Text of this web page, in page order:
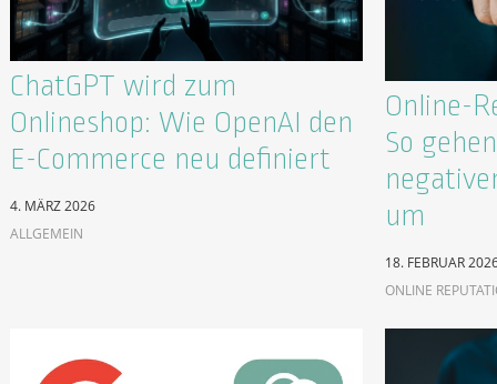
ChatGPT wird zum
Onlineshop: Wie OpenAI den
E-Commerce neu definiert
4. MÄRZ 2026
ALLGEMEIN
Online-
So
um
18. FEBRUAR
ONLINE